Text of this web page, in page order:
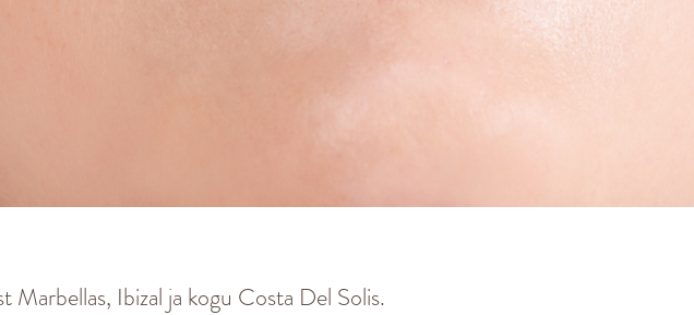
Ibizal ja kogu Costa Del Solis.